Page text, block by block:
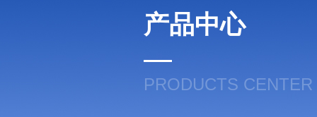
产品中心
PRODUCTS CENTER